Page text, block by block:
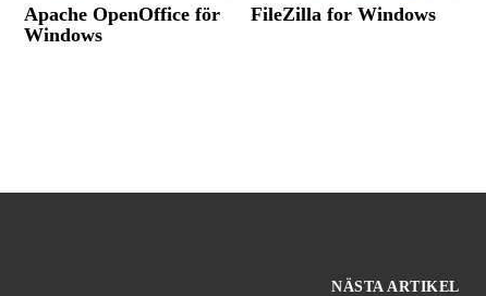
Apache OpenOffice för
Windows
FileZilla for Windows
NÄSTA ARTIKEL